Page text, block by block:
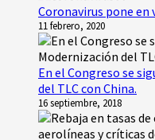
Coronavirus pone en
11 febrero, 2020
En el Congreso se
del TLC con China.
16 septiembre, 2018